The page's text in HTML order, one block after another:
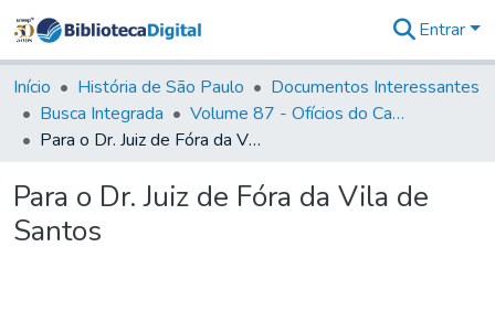
&
Coleções
Tudo na
Biblioteca
Estatísticas
Entrar
Início História de São Paulo
Documentos Interessantes
Busca Integrada
Volume 87 - Ofícios do Capitão General Antonio Manoel de Melo Castro e Mendonça (1797- 1801)
Para o Dr. Juiz de Fóra da Vila de Santos
Para o Dr. Juiz de Fóra da Vila de
Santos